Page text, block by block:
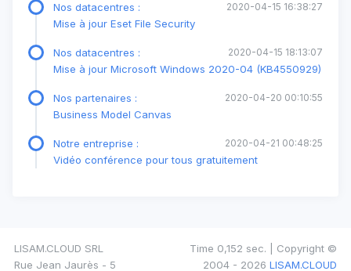
2020-04-15 16:38:27
Nos datacentres :
Mise à jour Eset File Security
2020-04-15 18:13:07
Nos datacentres :
Mise à jour Microsoft Windows 2020-04 (KB4550929)
2020-04-20 00:10:55
Nos partenaires :
Business Model Canvas
2020-04-21 00:48:25
Notre entreprise :
Vidéo conférence pour tous gratuitement
LISAM.CLOUD SRL
Rue Jean Jaurès - 5
Time 0,152 sec. | Copyright ©
2004 - 2026 LISAM.CLOUD